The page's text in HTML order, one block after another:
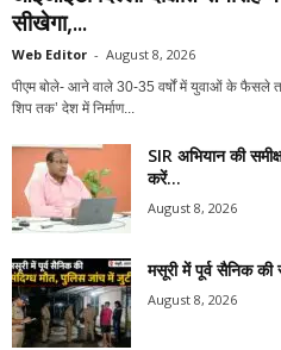
सीखेगा,...
Web Editor - August 8, 2026
पीएम बोले- आने वाले 30-35 वर्षों में युवाओं के फैसले
शिप तक’ देश में निर्माण...
SIR अभियान की
करें...
August 8, 2026
मसूरी में पूर्व सैनिक
August 8, 2026